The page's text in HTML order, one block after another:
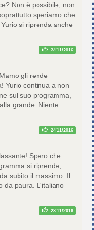
Non è possibile, non
speriamo che
si riprenda anche
24/11/2016
gli rende
Yurio continua a non
sul suo programma,
grande. Niente
24/11/2016
Spero che
si riprende,
subito il massimo. Il
da paura. L'italiano
23/11/2016